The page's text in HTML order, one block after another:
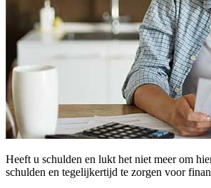
Heeft u schulden en lukt het niet meer om
schulden en tegelijkertijd te zorgen voor